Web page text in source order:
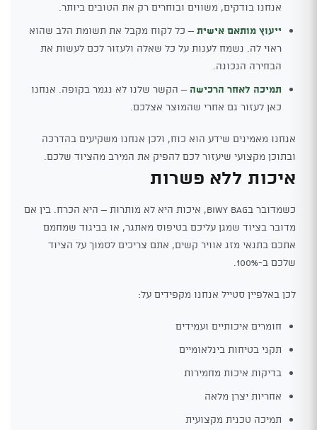
אנחנו בודקים, משווים ובוחרים רק את הטובים ביותר.
ייעוץ מותאם אישית– כל לקוח מקבל את תשומת הלב שהוא
ראוי לה. נשמח לענות על כל שאלה ולעזור לכם לעשות את
הבחירה הנכונה.
תמיכה לאחר הרכישה – הקשר שלנו לא נגמר בקופה. אנחנו
כאן לעזור גם אחרי שהמוצר אצלכם.
אנחנו מאמינים שידע הוא כוח, ולכן אנחנו משקיעים בהדרכה
ובתוכן מקצועי שיעזור לכם להפיק את המירב מהציוד שלכם.
איכות ללא פשרות
כשמדובר בBiwy Bag, איכות היא לא מותרות – היא הכרח. בין אם
מדובר בציוד שמגן עליכם בטיפוס מאתגר, או בביגוד שמחמם
אתכם בתנאי מזג אוויר קשים, אתם צריכים לסמוך על הציוד
שלכם ב-100%.
לכן באלפיין סטייל אנחנו מקפידים על:
חומרים איכותיים ועמידים
תקני בטיחות בינלאומיים
בדיקות איכות מחמירות
אחריות יצרן מלאה
תמיכה טכנית מקצועית